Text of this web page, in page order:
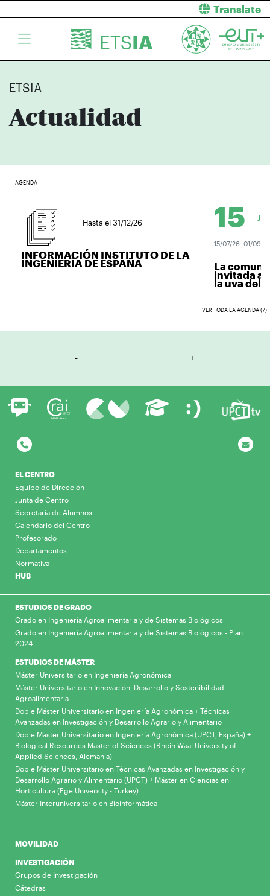
Translate
ETSIA
Actualidad
AGENDA
Hasta el 31/12/26
INFORMACIÓN INSTITUTO DE LA
INGENIERÍA DE ESPAÑA
15
15/07/26–01/09/
La
invitada a
la uva del
VER TODA LA AGENDA (7)
- +
EL CENTRO
Equipo de Dirección
Junta de Centro
Secretaría de Alumnos
Calendario del Centro
Profesorado
Departamentos
Normativa
HUB
ESTUDIOS DE GRADO
Grado en Ingeniería Agroalimentaria y de Sistemas Biológicos
Grado en Ingeniería Agroalimentaria y de Sistemas Biológicos - Plan
2024
ESTUDIOS DE MÁSTER
Máster Universitario en Ingeniería Agronómica
Máster Universitario en Innovación, Desarrollo y Sostenibilidad
Agroalimentaria
Doble Máster Universitario en Ingeniería Agronómica + Técnicas
Avanzadas en Investigación y Desarrollo Agrario y Alimentario
Doble Máster Universitario en Ingeniería Agronómica (UPCT, España) +
Biological Resources Master of Sciences (Rhein-Waal University of
Applied Sciences, Alemania)
Doble Máster Universitario en Técnicas Avanzadas en Investigación y
Desarrollo Agrario y Alimentario (UPCT) + Máster en Ciencias en
Horticultura (Ege University - Turkey)
Máster Interuniversitario en Bioinformática
MOVILIDAD
INVESTIGACIÓN
Grupos de Investigación
Cátedras